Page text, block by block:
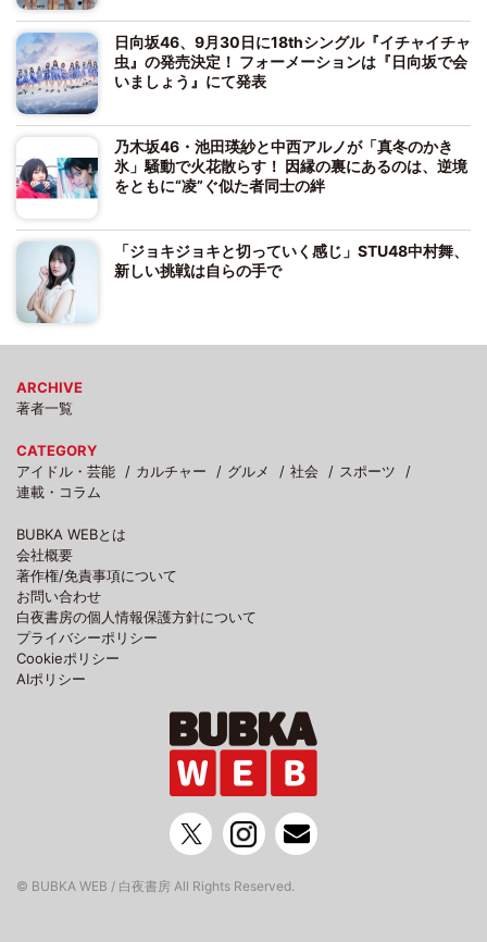
日向坂46、9月30日に18thシングル『イチャイチャ
虫』の発売決定！ フォーメーションは『日向坂で会
いましょう』にて発表
乃木坂46・池田瑛紗と中西アルノが「真冬のかき
氷」騒動で火花散らす！ 因縁の裏にあるのは、逆境
をともに“凌”ぐ似た者同士の絆
「ジョキジョキと切っていく感じ」STU48中村舞、
新しい挑戦は自らの手で
ARCHIVE
著者一覧
CATEGORY
アイドル・芸能
カルチャー グルメ 社会
スポーツ
連載・コラム
BUBKA WEBとは
会社概要
著作権/免責事項について
お問い合わせ
白夜書房の個人情報保護方針について
プライバシーポリシー
Cookieポリシー
AIポリシー
© BUBKA WEB / 白夜書房 All Rights Reserved.